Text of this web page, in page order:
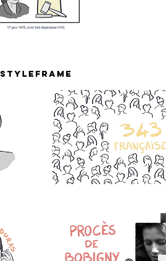
styleframe